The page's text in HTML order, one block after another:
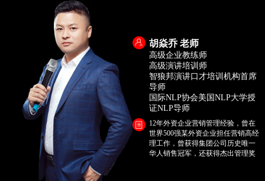
胡焱乔 老师
高级企业教练师
高级演讲培训师
智狼邦演讲口才培训机构首席
导师
国际NLP协会美国NLP大学授
证NLP导师
12年外资企业营销管理经验，曾在
世界500强某外资企业担任营销高经
理工作，曾获得集团公司历史唯一
华人销售冠军，还获得杰出管理奖